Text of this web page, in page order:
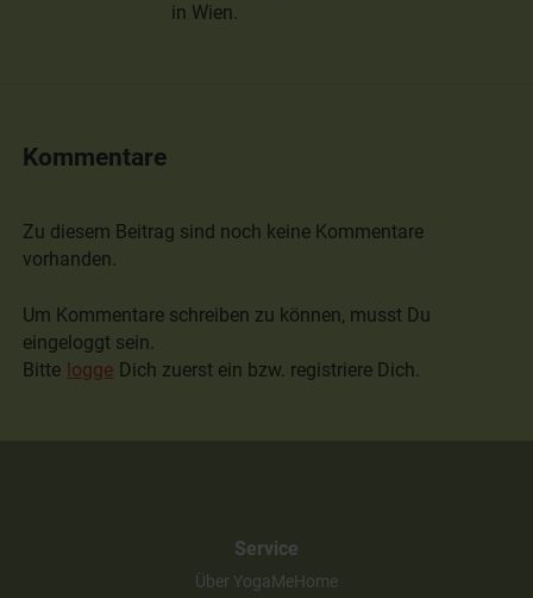
in Wien.
Kommentare
Zu diesem Beitrag sind noch keine Kommentare
vorhanden.
Um Kommentare schreiben zu können, musst Du
eingeloggt sein.
Bitte logge Dich zuerst ein bzw. registriere Dich.
Service
Über YogaMeHome